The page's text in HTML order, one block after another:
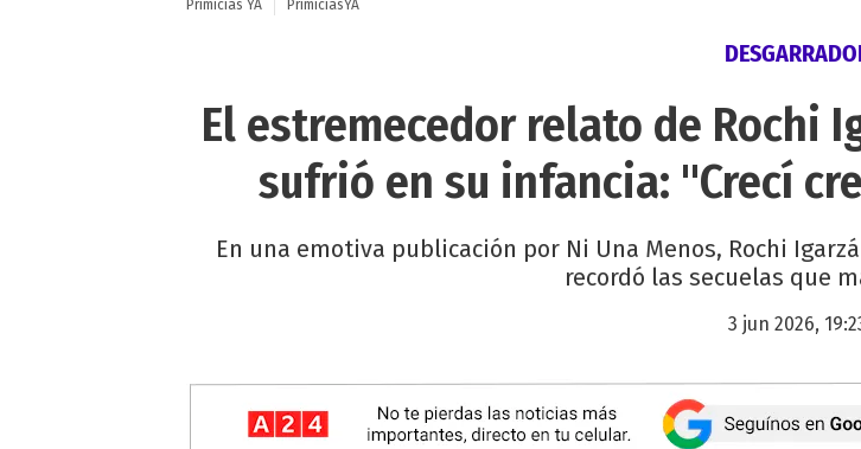
Primicias YA PrimiciasYA
El estremecedor relato de Rochi
sufrió en su infancia: "Crecí
En una emotiva publicación por Ni Una Menos, Rochi
recordó las secuelas que
3 jun 2026,